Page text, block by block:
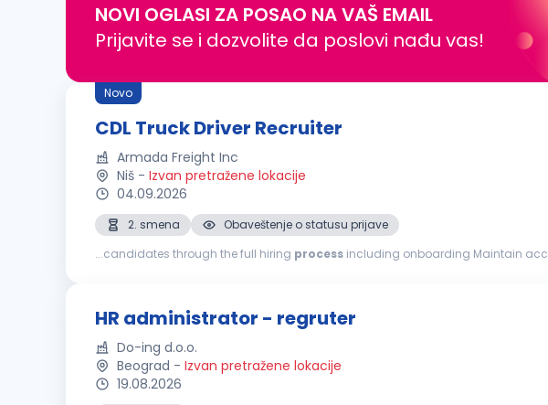
NOVI OGLASI ZA POSAO NA VAŠ EMAIL
Prijavite se i dozvolite da poslovi nađu vas!
Novo
CDL Truck Driver Recruiter
Armada Freight Inc
Niš - Izvan pretražene lokacije
04.09.2026
2. smena
Obaveštenje o statusu prijave
...candidates through the full hiring process including onboarding Maintain
HR administrator - regruter
Do-ing d.o.o.
Beograd - Izvan pretražene lokacije
19.08.2026